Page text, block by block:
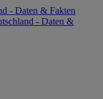
- Daten & Fakten
- Daten &